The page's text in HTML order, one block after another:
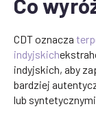
Co
CDT oznacza
indyjskich
indyjskich, aby
bardziej
lub